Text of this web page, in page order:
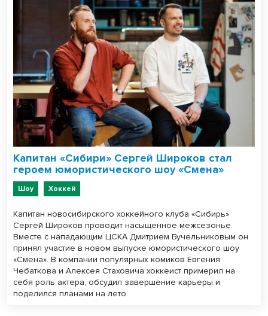
Капитан «Сибири» Сергей Широков стал
героем юмористического шоу «Смена»
Шоу Хоккей
Капитан новосибирского хоккейного клуба «Сибирь»
Сергей Широков проводит насыщенное межсезонье.
Вместе с нападающим ЦСКА Дмитрием Бучельниковым он
принял участие в новом выпуске юмористического шоу
«Смена». В компании популярных комиков Евгения
Чебаткова и Алексея Стаховича хоккеист примерил на
себя роль актера, обсудил завершение карьеры и
поделился планами на лето.